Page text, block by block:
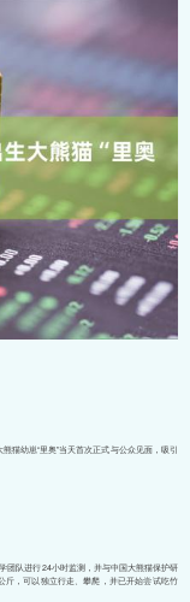
猫幼崽“里奥”当天首次正式与公众见面，吸引
团队进行24小时监测，并与中国大熊猫保护研
斤，可以独立行走、攀爬，并已开始尝试吃竹